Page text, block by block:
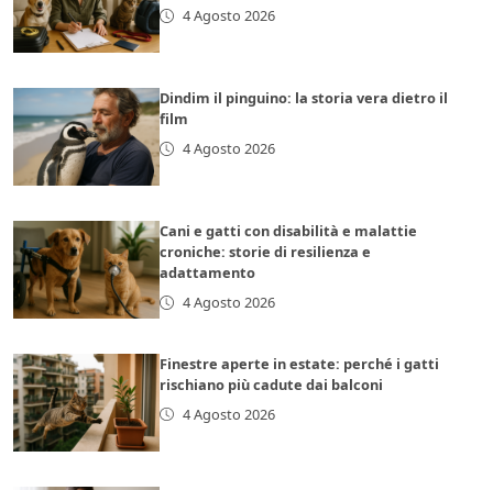
4 Agosto 2026
Dindim il pinguino: la storia vera dietro il
film
4 Agosto 2026
Cani e gatti con disabilità e malattie
croniche: storie di resilienza e
adattamento
4 Agosto 2026
Finestre aperte in estate: perché i gatti
rischiano più cadute dai balconi
4 Agosto 2026